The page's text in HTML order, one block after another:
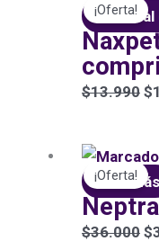
¡Oferta!
Añadir
$13.990 $
¡Oferta!
Leer más
Neptra
$36.000
El
$